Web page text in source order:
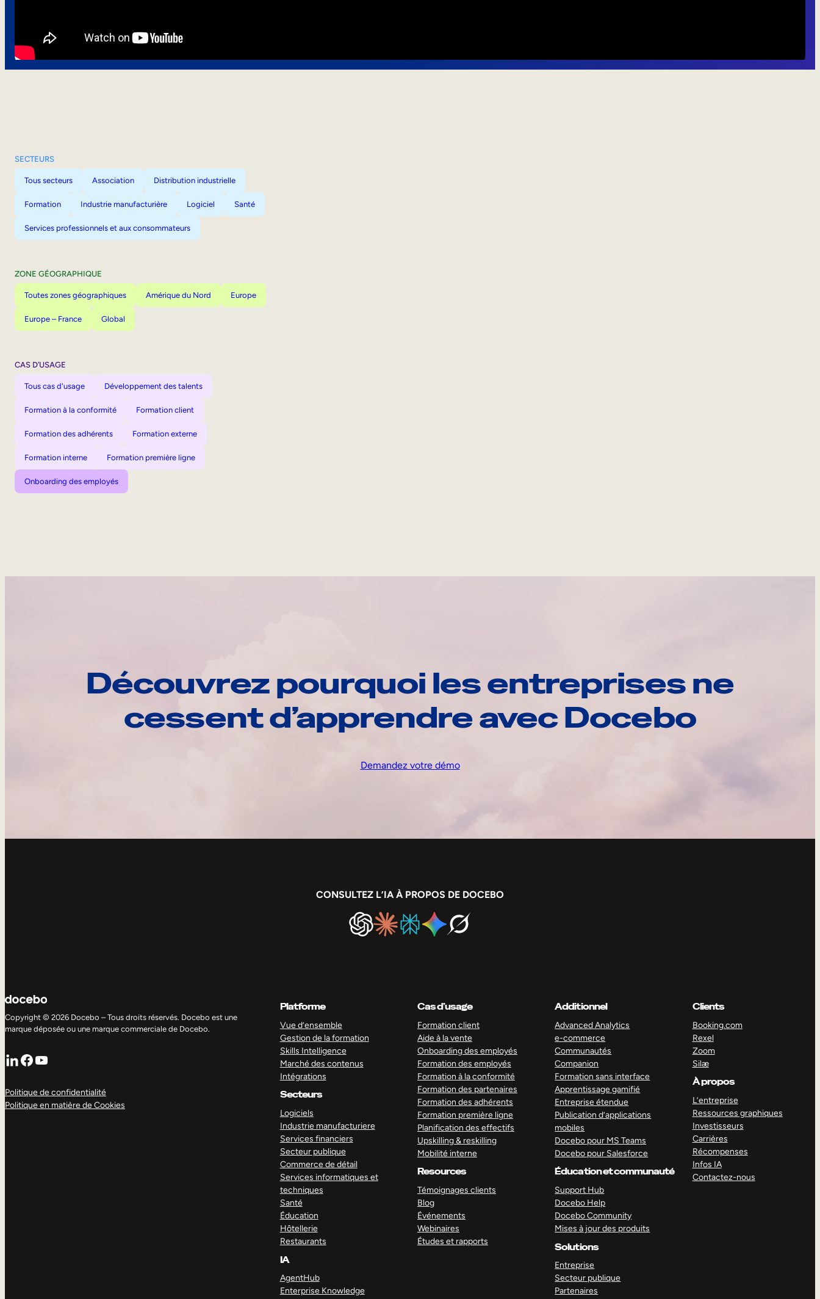
SECTEURS
Tous secteurs Association Distribution industrielle
Formation Industrie manufacturière Logiciel Santé
Services professionnels et aux consommateurs
ZONE GÉOGRAPHIQUE
Toutes zones géographiques Amérique du Nord Europe
Europe – France Global
CAS D’USAGE
Tous cas d'usage Développement des talents
Formation à la conformité Formation client
Formation des adhérents Formation externe
Formation interne Formation première ligne
Onboarding des employés
Découvrez pourquoi les entreprises ne
cessent d’apprendre avec Docebo
Demandez votre démo
CONSULTEZ L’IA À PROPOS DE DOCEBO
Copyright © 2026 Docebo – Tous droits réservés. Docebo est une
marque déposée ou une marque commerciale de Docebo.
LinkedIn
Facebook
YouTube
Politique de confidentialité
Politique en matière de Cookies
Platforme
Vue d’ensemble
Gestion de la formation
Skills Intelligence
Marché des contenus
Intégrations
Secteurs
Logiciels
Industrie manufacturiere
Services financiers
Secteur publique
Commerce de détail
Services informatiques et
techniques
Santé
Éducation
Hôtellerie
Restaurants
IA
AgentHub
Enterprise Knowledge
Cas d’usage
Formation client
Aide à la vente
Onboarding des employés
Formation des employés
Formation à la conformité
Formation des partenaires
Formation des adhérents
Formation première ligne
Planification des effectifs
Upskilling & reskilling
Mobilité interne
Resources
Témoignages clients
Blog
Événements
Webinaires
Études et rapports
Additionnel
Advanced Analytics
e-commerce
Communautés
Companion
Formation sans interface
Apprentissage gamifié
Entreprise étendue
Publication d’applications
mobiles
Docebo pour MS Teams
Docebo pour Salesforce
Éducation et communauté
Support Hub
Docebo Help
Docebo Community
Mises à jour des produits
Solutions
Entreprise
Secteur publique
Partenaires
Clients
Booking.com
Rexel
Zoom
Silæ
À propos
L’entreprise
Ressources graphiques
Investisseurs
Carrières
Récompenses
Infos IA
Contactez-nous